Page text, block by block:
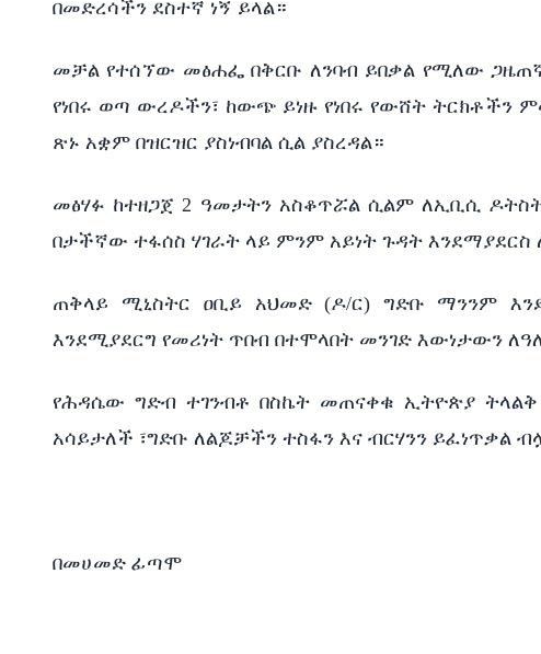
በመድረሳችን ደስተኛ ነኝ ይላል።
መቻል የተሰኘው መፅሐፌ በቅርቡ ለንባብ ይበቃል የሚለው
የነበሩ ወጣ ውረዶችን፣ ከውጭ ይነዙ የነበሩ የውሸት ትርክቶችን
ጽኑ አቋም በዝርዝር ያስነብባል ሲል ያስረዳል።
መፅሃፉ ከተዘጋጀ 2 ዓመታትን አስቆጥሯል ሲልም ለኢቢሲ
በታችኛው ተፋሰስ ሃገራት ላይ ምንም አይነት ጉዳት
ጠቅላይ ሚኒስትር ዐቢይ አህመድ (ዶ/ር) ግድቡ ማንንም
እንደሚያደርግ የመሪነት ጥበብ በተሞላበት መንገድ እውነታውን
የሕዳሴው ግድብ ተገንብቶ በስኬት መጠናቀቁ ኢትዮጵያ
አሳይታለች ፣ግድቡ ለልጆቻችን ተስፋን እና ብርሃንን ይፈነጥቃል
በመሀመድ ፊጣሞ